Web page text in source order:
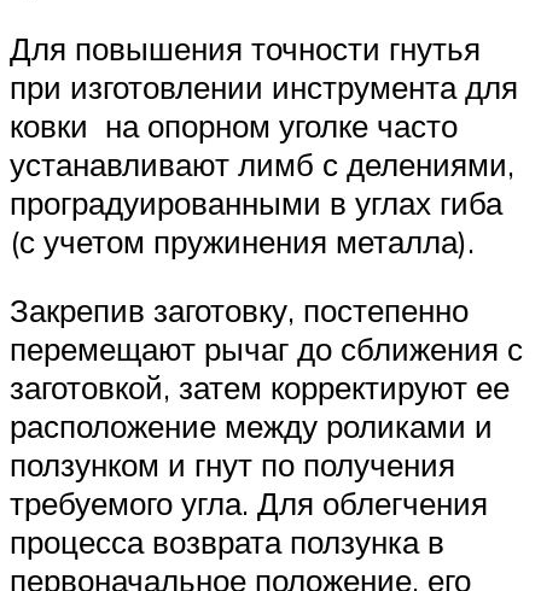
Для повышения точности гнутья
при изготовлении инструмента для
ковки на опорном уголке часто
устанавливают лимб с делениями,
проградуированными в углах гиба
(с учетом пружинения металла).
Закрепив заготовку, постепенно
перемещают рычаг до сближения с
заготовкой, затем корректируют ее
расположение между роликами и
ползунком и гнут по получения
требуемого угла. Для облегчения
процесса возврата ползунка в
первоначальное положение, его